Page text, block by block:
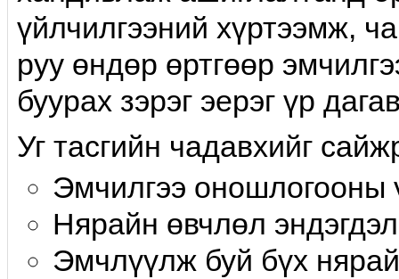
үйлчилгээний хүртээмж,
руу өндөр өртгөөр
буурах зэрэг эерэг үр
Уг тасгийн чадавхийг
Эмчилгээ оношлогооны
Нярайн өвчлөл
Эмчлүүлж буй бүх